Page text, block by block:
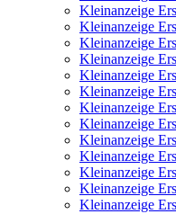
Kleinanzeige
Kleinanzeige
Kleinanzeige
Kleinanzeige
Kleinanzeige
Kleinanzeige
Kleinanzeige
Kleinanzeige
Kleinanzeige
Kleinanzeige
Kleinanzeige
Kleinanzeige
Kleinanzeige